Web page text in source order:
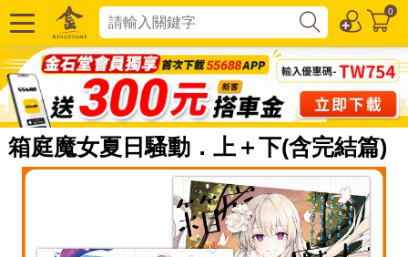
0
箱庭魔女夏日騷動．上＋下(含完結篇)